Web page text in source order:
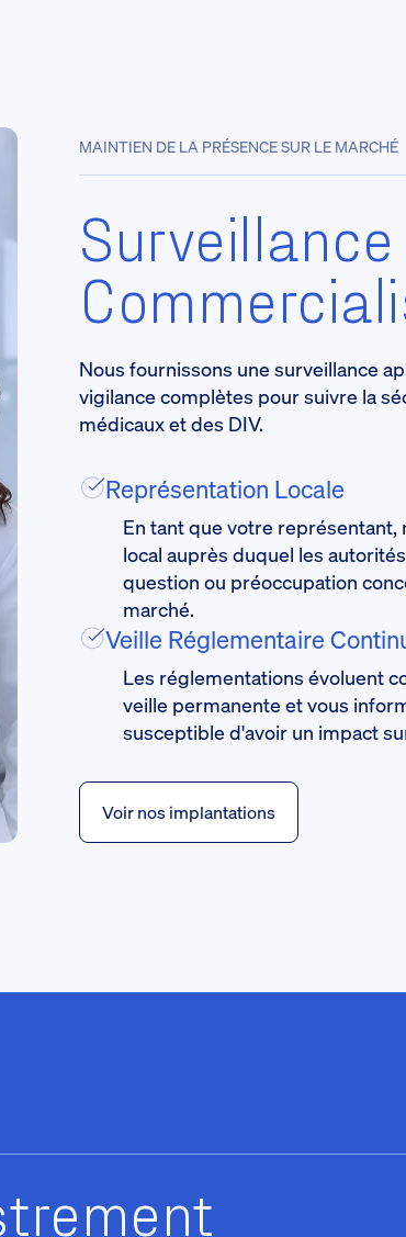
MAINTIEN DE LA PRÉSENCE SUR LE MARCHÉ
Nous fournissons une surveillance
vigilance complètes pour suivre la
médicaux et des DIV.
Représentation Locale
En tant que votre
local auprès duquel les
question ou préoccupation
marché.
Veille Réglementaire
Les réglementations évoluent
veille permanente et vous
susceptible d'avoir un impact
Voir nos implantations